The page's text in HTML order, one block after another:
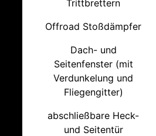
Trittbrettern
Offroad Stoßdämpfer
Dach- und
Seitenfenster (mit
Verdunkelung und
Fliegengitter)
abschließbare Heck-
und Seitentür